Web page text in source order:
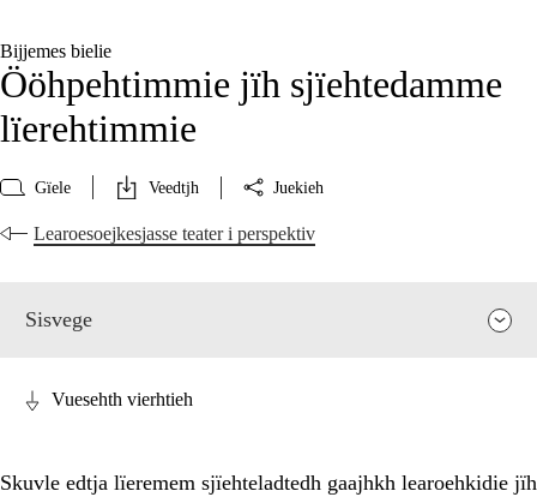
Bijjemes bielie
Ööhpehtimmie jïh sjïehtedamme
lïerehtimmie
Gïele Veedtjh Juekieh
Learoesoejkesjasse teater i perspektiv
Sisvege
Vuesehth vierhtieh
Skuvle edtja lïeremem sjïehteladtedh gaajhkh learoehkidie jïh